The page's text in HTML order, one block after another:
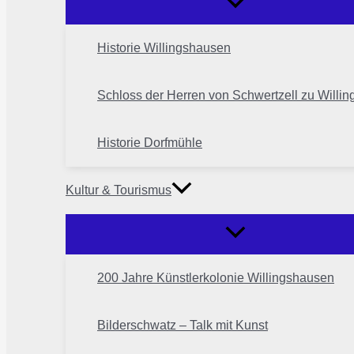
Historie Willingshausen
Schloss der Herren von Schwertzell zu
Historie Dorfmühle
Kultur & Tourismus
200 Jahre Künstlerkolonie Willingshausen
Bilderschwatz – Talk mit Kunst